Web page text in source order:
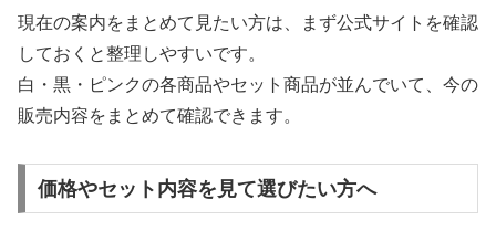
現在の案内をまとめて見たい方は、まず公式サイトを確認
しておくと整理しやすいです。
白・黒・ピンクの各商品やセット商品が並んでいて、今の
販売内容をまとめて確認できます。
価格やセット内容を見て選びたい方へ